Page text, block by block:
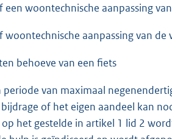
woontechnische aanpassing
woontechnische aanpassing van
behoeve van een fiets
van maximaal
of het eigen aandeel kan
het gestelde in artikel 1 lid 2